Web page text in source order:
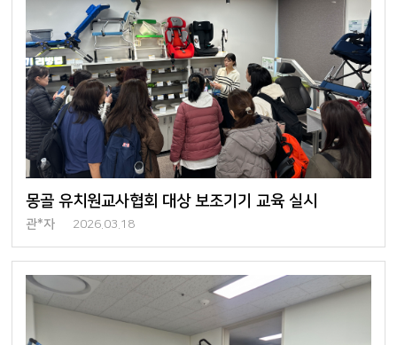
몽골 유치원교사협회 대상 보조기기 교육 실시
관*자 2026.03.18